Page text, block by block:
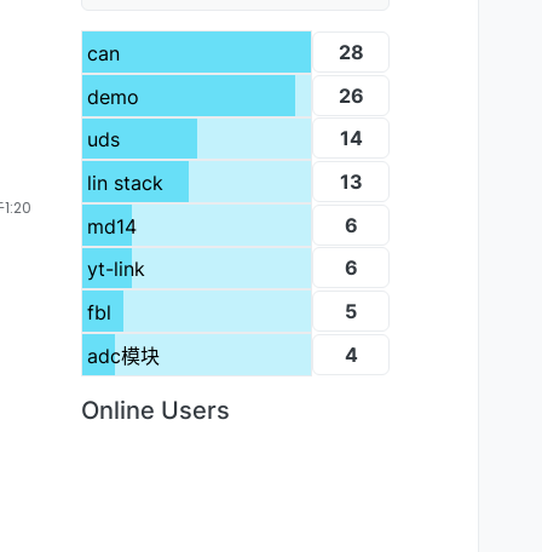
can
28
demo
26
uds
14
lin stack
13
md14
6
yt-link
6
fbl
5
adc模块
4
Online Users